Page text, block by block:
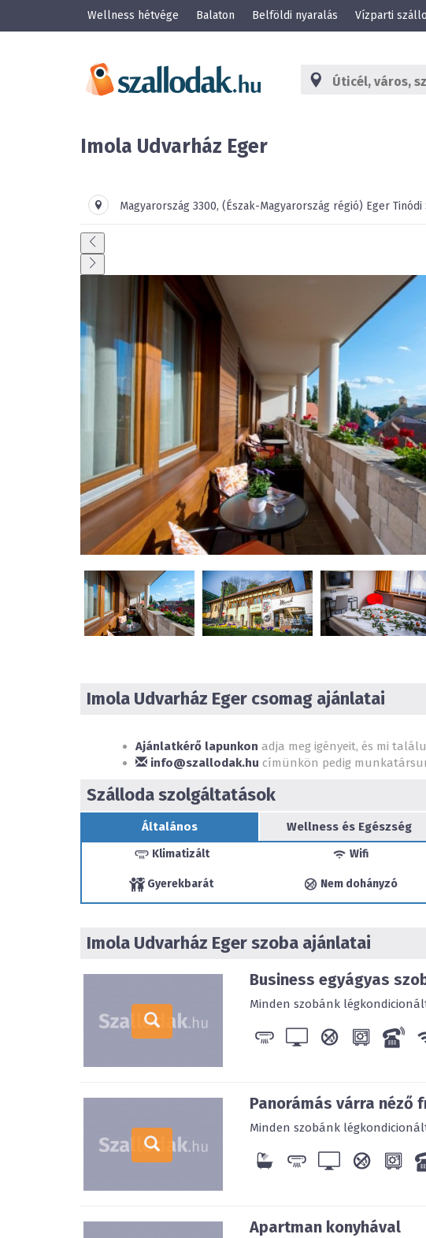
Wellness hétvége Balaton Belföldi nyaralás Vízparti
Imola Udvarház Eger
Magyarország 3300, (Észak-Magyarország régió) Eger
Imola Udvarház Eger csomag ajánlatai
Ajánlatkérő lapunkon adja meg igényeit, és mi
info@szallodak.hu címünkön pedig
Szálloda szolgáltatások
Általános Wellness és Egészség
Klimatizált Wifi
Gyerekbarát Nem dohányzó
Imola Udvarház Egerszoba ajánlatai
Business egyágyas
Minden szobánk
Panorámás várra néző
Minden szobánk
Apartman konyhával